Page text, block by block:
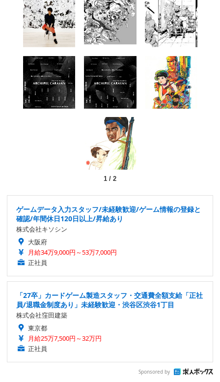
1/ 2
ゲームデータ入力スタッフ/未経験歓迎/ゲーム情報の登録と
確認/年間休日120日以上/昇給あり
株式会社キソシン
大阪府
月給34万9,000円～53万7,000円
正社員
「27卒」カードゲーム製造スタッフ・交通費全額支給「正社
員/退職金制度あり」未経験歓迎・渋谷区渋谷1丁目
株式会社窪田建築
東京都
月給25万7,500円～32万円
正社員
Sponsored by